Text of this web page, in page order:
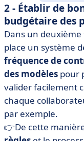
2 - Établir de
budgétaire des
Dans un
place un système
fréquence de
des modèles pour
valider facilement
chaque
par exemple.
👉De cette